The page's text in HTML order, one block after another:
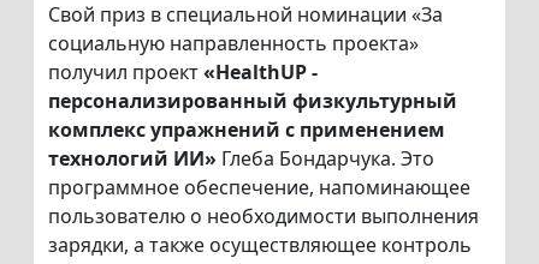
Свой приз в специальной номинации «За
социальную направленность проекта»
получил проект«HealthUP -
персонализированный физкультурный
комплекс упражнений с применением
технологий ИИ» Глеба Бондарчука. Это
программное обеспечение, напоминающее
пользователю о необходимости выполнения
зарядки, а также осуществляющее контроль